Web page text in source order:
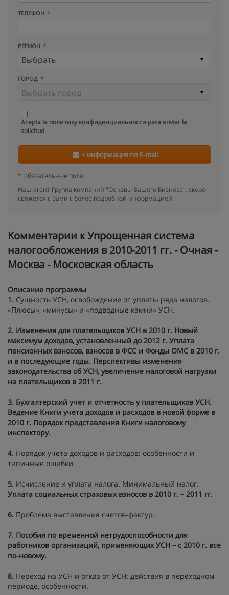
ТЕЛЕФОН
РЕГИОН
ГОРОД
Acepta la политику конфиденциальности para enviar la
solicitud
+ информация по E-mail
* обязательные поля
Наш агент Группа компаний "Основы Вашего Бизнеса", скоро
свяжется с вами с более подробной информацией
Kомментарии к Упрощенная система
налогообложения в 2010-2011 гг. - Очная -
Москва - Московская область
Описание программы
1. Сущность УСН, освобождение от уплаты ряда налогов.
«Плюсы», «минусы» и «подводные камни» УСН.
2. Изменения для плательщиков УСН в 2010 г. Новый
максимум доходов, установленный до 2012 г. Уплата
пенсионных взносов, взносов в ФСС и Фонды ОМС в 2010 г.
и в последующие годы. Перспективы изменения
законодательства об УСН, увеличение налоговой нагрузки
на плательщиков в 2011 г.
3. Бухгалтерский учет и отчетность у плательщиков УСН.
Ведение Книги учета доходов и расходов в новой форме в
2010 г. Порядок представления Книги налоговому
инспектору.
4. Порядок учета доходов и расходов: особенности и
типичные ошибки.
5. Исчисление и уплата налога. Минимальный налог.
Уплата социальных страховых взносов в 2010 г. – 2011 гг.
6. Проблема выставления счетов-фактур.
7. Пособия по временной нетрудоспособности для
работников организаций, применяющих УСН – с 2010 г. все
по-новому.
8. Переход на УСН и отказ от УСН: действия в переходном
периоде, особенности.